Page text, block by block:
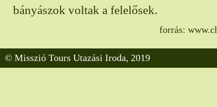
bányászok voltak a felelősek.
forrás:
© Misszió Tours Utazási Iroda, 2019